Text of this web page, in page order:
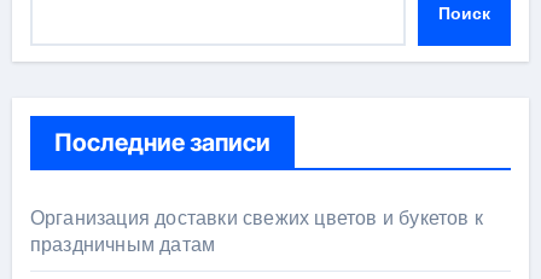
Поиск
Последние записи
Организация доставки свежих цветов и букетов к
праздничным датам